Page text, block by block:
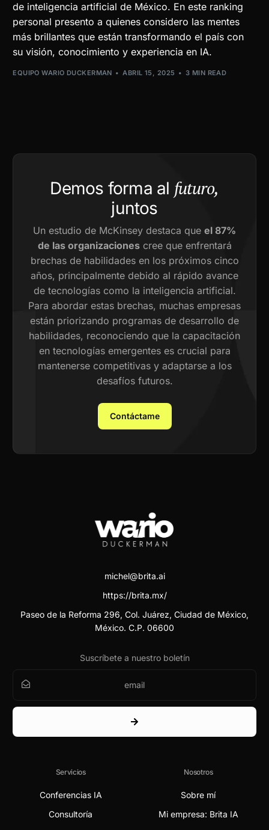
de inteligencia artificial de México. En este ranking
personal presento a quienes considero las mentes
más brillantes que están transformando el país con
su visión, conocimiento y experiencia en IA.
EQUIPO WARIO DUCKERMAN ABRIL 15, 2025 3 MIN READ
Demos forma al futuro,
juntos
Un estudio de McKinsey destaca que el 87%
de las organizacionescree que enfrentará
brechas de habilidades en los próximos cinco
años, principalmente debido al rápido avance
de tecnologías como la inteligencia artificial.
Para abordar estas brechas, muchas empresas
están priorizando programas de desarrollo de
habilidades, reconociendo que la capacitación
en tecnologías emergentes es crucial para
mantenerse competitivas y adaptarse a los
desafíos futuros.
Contáctame
michel@brita.ai
https://brita.mx/
Paseo de la Reforma 296, Col. Juárez, Ciudad de México,
México. C.P. 06600
Suscríbete a nuestro boletín
Servicios
Conferencias IA
Consultoría
Nosotros
Sobre mí
Mi empresa: Brita IA